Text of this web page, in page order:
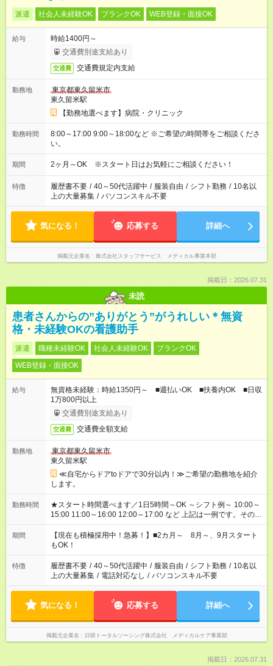
派遣 社会人未経験OK ブランクOK WEB登録・面接OK
給与
時給1400円～
交通費別途支給あり
交通費 交通費規定内支給
勤務地
東京都東久留米市
東久留米駅
【勤務地選べます】病院・クリニック
勤務時間
8:00～17:00 9:00～18:00など ※ご希望の時間帯をご相談くださ
い。
期間 2ヶ月～OK ※スタート日はお気軽にご相談ください！
特徴 履歴書不要 / 40～50代活躍中 / 服装自由 / シフト勤務 / 10名以
上の大量募集 / パソコンスキル不要
気になる！ 応募する 詳細へ
掲載元企業名 株式会社スタッフサービス メディカル事業本部
掲載日：2026.07.31
未読
患者さんからの”ありがとう”がうれしい＊無資
格・未経験OKの看護助手
派遣 職種未経験OK 社会人未経験OK
ブランクOK
WEB登録・面接OK
給与
無資格未経験：時給1350円～ ■週払いOK ■扶養内OK ■日収
1万800円以上
交通費別途支給あり
交通費 交通費全額支給
勤務地
東京都東久留米市
東久留米駅
≪自宅からドアtoドアで30分以内！≫ご希望の勤務地を紹介
します。
勤務時間
★スタート時間選べます／1日5時間～OK ～シフト例～ 10:00～
15:00 11:00～16:00 12:00～17:00 など 上記は一例です。その他
シフトもご相談ください。 ※Wワークの場合当社と合わせて法
定労働時間が週40時間を超えなければOKです。
期間
【現在も積極採用中！急募！】■2カ月～ 8月～、9月スタート
もOK！
特徴 履歴書不要 / 40～50代活躍中 / 服装自由 / シフト勤務 / 10名以
上の大量募集 / 電話対応なし / パソコンスキル不要
気になる！ 応募する 詳細へ
掲載元企業名 日研トータルソーシング株式会社 メディカルケア事業部
掲載日：2026.07.31